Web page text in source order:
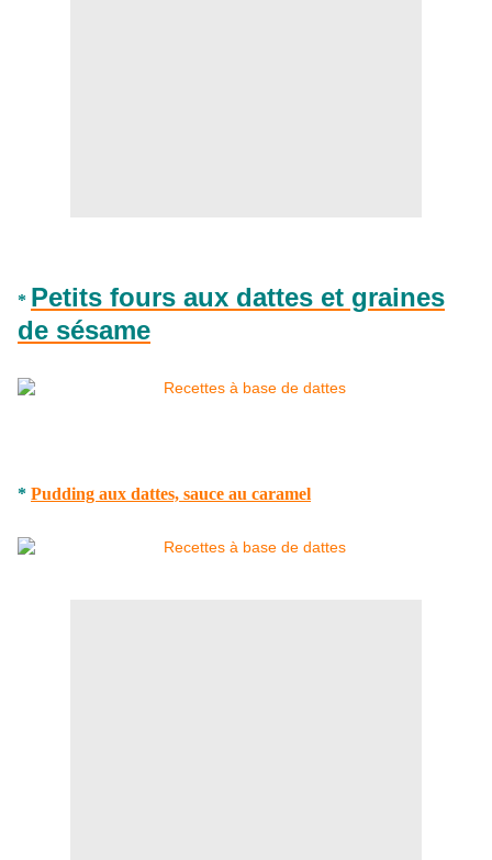
* Petits fours aux dattes et graines
de sésame
* Pudding aux dattes, sauce au caramel